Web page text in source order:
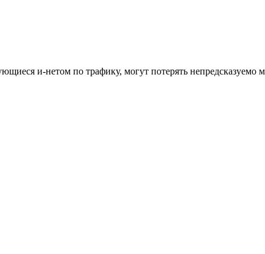
и-нетом по трафику, могут потерять непредсказуемо